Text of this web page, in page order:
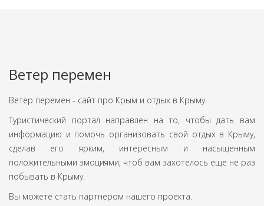
Ветер перемен
Ветер перемен - сайт про Крым и отдых в Крыму.
Туристический портал направлен на то, чтобы дать вам
информацию и помочь организовать свой отдых в Крыму,
сделав его ярким, интересным и насыщенным
положительными эмоциями, чтоб вам захотелось еще не раз
побывать в Крыму.
Вы можете стать партнером нашего проекта.